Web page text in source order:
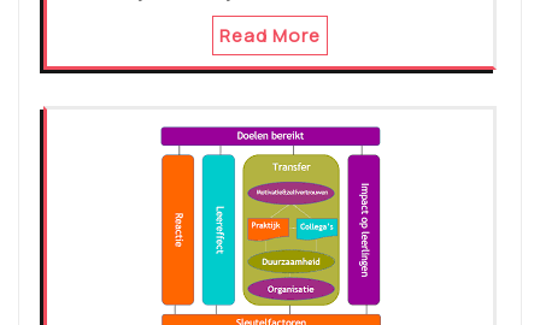
Read More